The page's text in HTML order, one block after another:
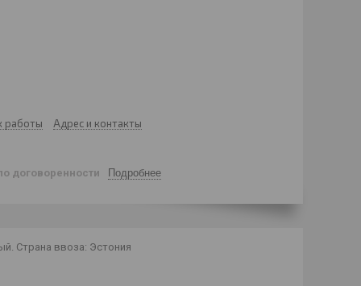
работы Адрес и контакты
договоренности Подробнее
Страна ввоза: Эстония